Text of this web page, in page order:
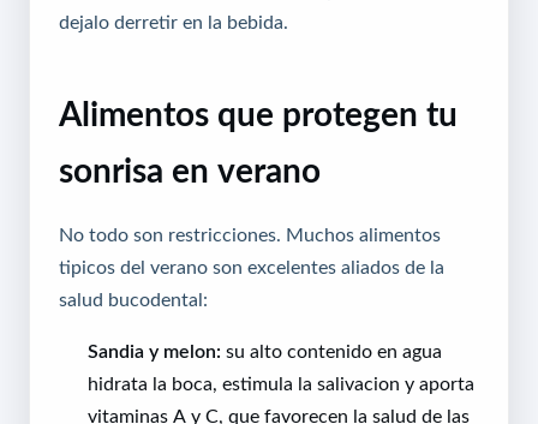
dejalo derretir en la bebida.
Alimentos que protegen tu
sonrisa en verano
No todo son restricciones. Muchos alimentos
tipicos del verano son excelentes aliados de la
salud bucodental:
Sandia y melon: su alto contenido en agua
hidrata la boca, estimula la salivacion y aporta
vitaminas A y C, que favorecen la salud de las